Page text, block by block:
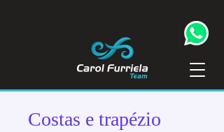
Costas e trapézio